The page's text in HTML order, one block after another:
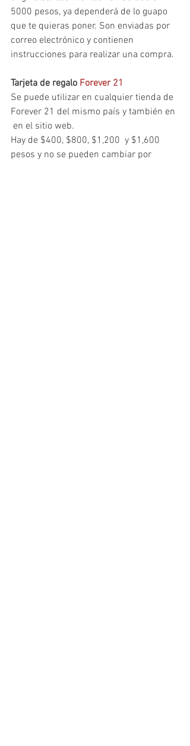
5000 pesos, ya dependerá de lo guapo
que te quieras poner. Son enviadas por
correo electrónico y contienen
instrucciones para realizar una compra.
Tarjeta de regalo Forever 21
Se puede utilizar en cualquier tienda de
Forever 21 del mismo país y también en
en el sitio web.
Hay de $400, $800, $1,200  y $1,600
pesos y no se pueden cambiar por